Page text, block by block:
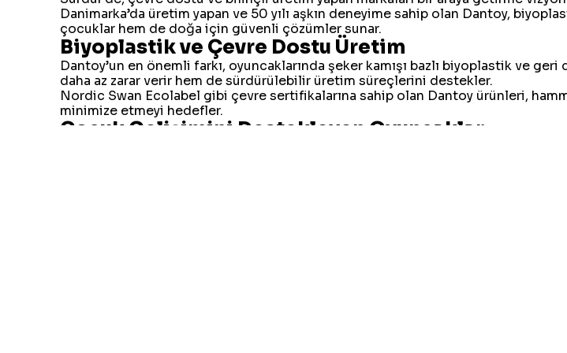
Danimarka’da üretim yapan ve 50 yılı aşkın deneyime sahip olan Dantoy,
çocuklar hem de doğa için güvenli çözümler sunar.
Biyoplastik ve Çevre Dostu Üretim
Dantoy’un en önemli farkı, oyuncaklarında şeker kamışı bazlı biyoplastik ve
daha az zarar verir hem de sürdürülebilir üretim süreçlerini destekler.
Nordic Swan Ecolabel gibi çevre sertifikalarına sahip olan Dantoy ürünleri,
minimize etmeyi hedefler.
Çocuk Gelişimini Destekleyen Oyuncaklar